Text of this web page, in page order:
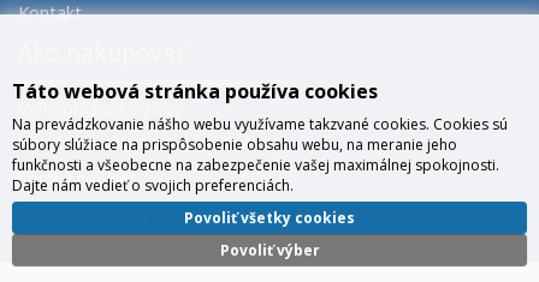
Kontakt
Všeobecné obchodné podmienky
Správa cookies
Prečo nakúpiť u nás?
Táto webová stránka používa cookies
Na prevádzkovanie nášho webu využívame takzvané cookies. Cookies sú
súbory slúžiace na prispôsobenie obsahu webu, na meranie jeho
funkčnosti a všeobecne na zabezpečenie vašej maximálnej spokojnosti.
Dajte nám vedieť o svojich preferenciách.
Povoliť výber
Povoliť všetky cookies